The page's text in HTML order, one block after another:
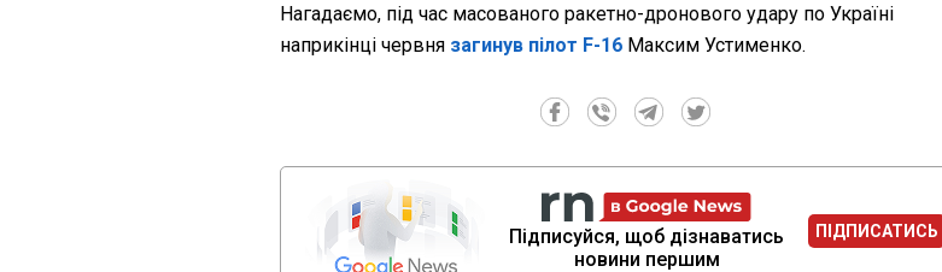
Нагадаємо, під час масованого ракетно-дронового удару по Україні
наприкінці червня загинув пілот F-16 Максим Устименко.
Підписуйся, щоб дізнаватись
новини першим
ПІДПИСАТИСЬ